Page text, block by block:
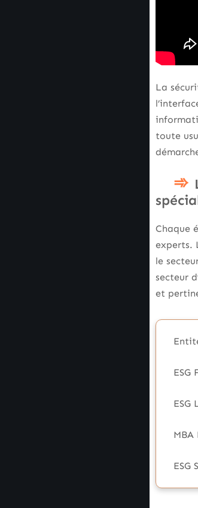
La
toute
Chaque
experts.
le
secteur
et
ESG
ESG
MBA
ESG